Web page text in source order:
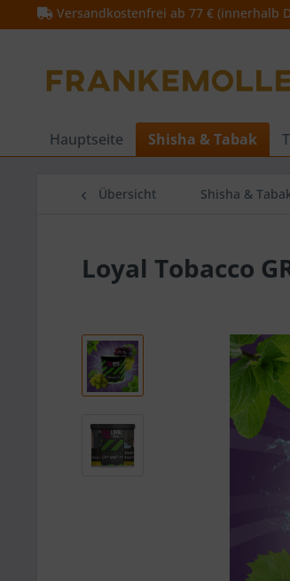
Versandkostenfrei ab 77 € (innerhalb
Hauptseite Shisha & Tabak
Übersicht Shisha &
Loyal Tobacco